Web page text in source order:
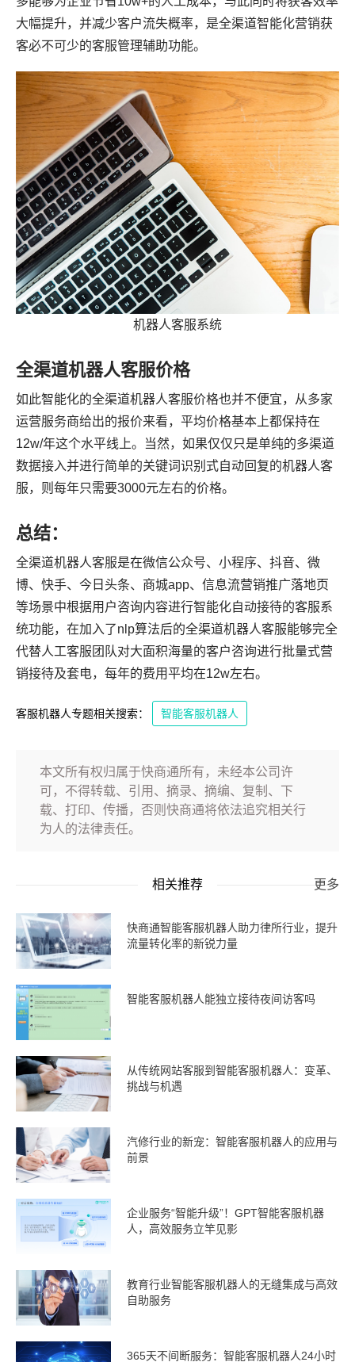
大幅提升，并减少客户流失概率，是全渠道智能化营销获
客必不可少的客服管理辅助功能。
机器人客服系统
全渠道机器人客服价格
如此智能化的全渠道机器人客服价格也并不便宜，从多家
运营服务商给出的报价来看，平均价格基本上都保持在
12w/年这个水平线上。当然，如果仅仅只是单纯的多渠道
数据接入并进行简单的关键词识别式自动回复的机器人客
服，则每年只需要3000元左右的价格。
总结：
全渠道机器人客服是在微信公众号、小程序、抖音、微
博、快手、今日头条、商城app、信息流营销推广落地页
等场景中根据用户咨询内容进行智能化自动接待的客服系
统功能，在加入了nlp算法后的全渠道机器人客服能够完全
代替人工客服团队对大面积海量的客户咨询进行批量式营
销接待及套电，每年的费用平均在12w左右。
客服机器人专题相关搜索： 智能客服机器人
本文所有权归属于快商通所有，未经本公司许
可，不得转载、引用、摘录、摘编、复制、下
载、打印、传播，否则快商通将依法追究相关行
为人的法律责任。
相关推荐 更多
快商通智能客服机器人助力律所行业，提升
流量转化率的新锐力量
智能客服机器人能独立接待夜间访客吗
从传统网站客服到智能客服机器人：变革、
挑战与机遇
汽修行业的新宠：智能客服机器人的应用与
前景
企业服务“智能升级”！GPT智能客服机器
人，高效服务立竿见影
教育行业智能客服机器人的无缝集成与高效
自助服务
365天不间断服务：智能客服机器人24小时